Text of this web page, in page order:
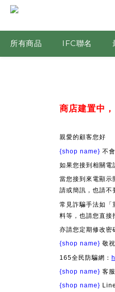
所有商品 IFC聯名
商店建置中
親愛的顧客您好
{shop name} 不
如果您接到相關電
當您接到來電顯示
請或簡訊，也請不
常見詐騙手法如「
料等，也請您直接
亦請您定期修改密
{shop name} 敬
165全民防騙網：
{shop name} 客
{shop name}